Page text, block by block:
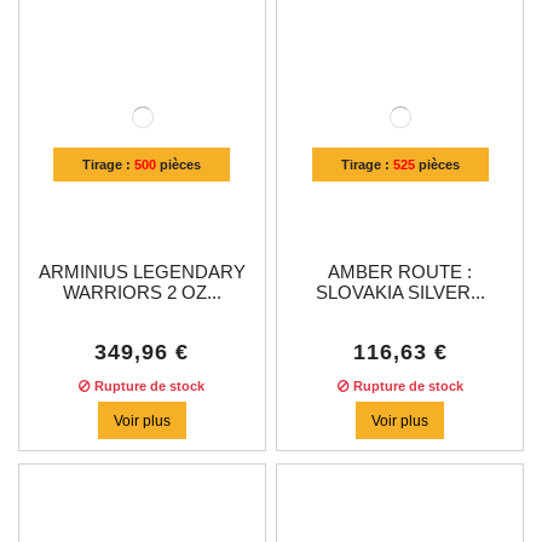
Tirage :500 pièces
ARMINIUS LEGENDARY
WARRIORS 2 OZ...
349,96 €
Rupture de stock
Voir plus
Tirage : 525pièces
AMBER ROUTE :
SLOVAKIA SILVER...
116,63 €
Rupture de stock
Voir plus